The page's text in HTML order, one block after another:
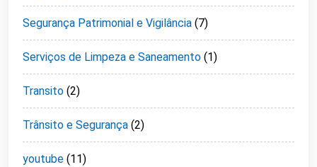
Segurança Patrimonial e Vigilância (7)
Serviços de Limpeza e Saneamento (1)
Transito (2)
Trânsito e Segurança (2)
youtube (11)